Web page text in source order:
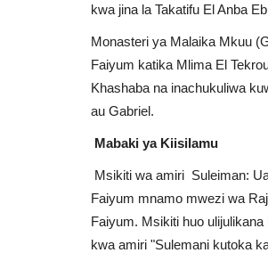
kwa jina la Takatifu El Anba
Monasteri ya Malaika Mkuu
Faiyum katika Mlima El
Khashaba na inachukuliwa
au Gabriel.
Mabaki ya Kiisilamu
Msikiti wa amiri Suleiman:
Faiyum mnamo mwezi wa
Faiyum. Msikiti huo
kwa amiri "Sulemani kutoka